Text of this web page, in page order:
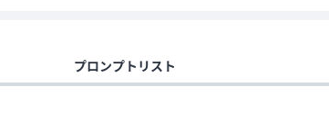
プロンプトリスト